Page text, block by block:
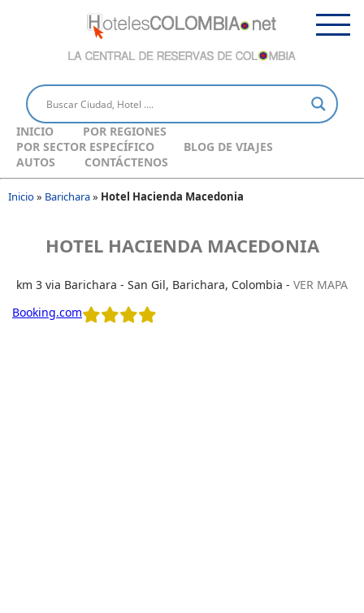
INICIO
POR REGIONES
POR SECTOR ESPECÍFICO
BLOG DE VIAJES
AUTOS
CONTÁCTENOS
Inicio» Barichara» Hotel Hacienda Macedonia
HOTEL HACIENDA MACEDONIA
km 3 via Barichara - San Gil, Barichara, Colombia - VER MAPA
Booking.com